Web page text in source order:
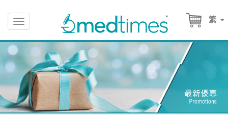
繁
Toggle
navigation